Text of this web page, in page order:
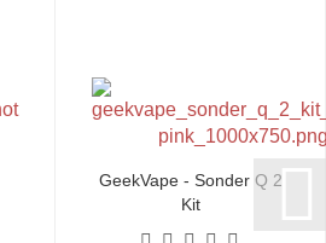
GeekVape - Sonder Q 2
Kit